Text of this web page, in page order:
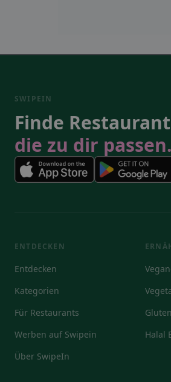
SWIPEIN
Finde
die zu dir passen.
ENTDECKEN
Entdecken
Kategorien
Für Restaurants
Werben auf Swipein
Über SwipeIn
Halal